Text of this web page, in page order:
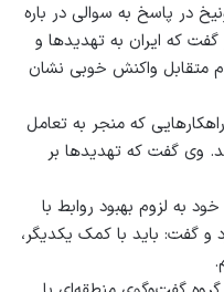
در پاسخ به سوالی در باره
که ایران به تهدیدها و
متقابل واکنش خوبی نشان
که منجر به تعامل
وی گفت که تهدیدها بر
به لزوم بهبود روابط با
گفت: باید با کمک یکدیگر،